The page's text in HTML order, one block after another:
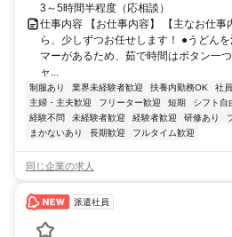
3～5時間半程度（応相談）
仕事内容 【お仕事内容】 【主なお仕事
ら、少しずつお任せします！ ●うどん
マーがあるため、茹で時間はボタン一
ャ...
制服あり 業界未経験者歓迎 扶養内勤務OK 社
主婦・主夫歓迎
フリーター歓迎 短期 シフト自
経験不問
未経験者歓迎 経験者歓迎 研修あり
まかないあり
長期歓迎 フルタイム歓迎
同じ企業の求人
派遣社員